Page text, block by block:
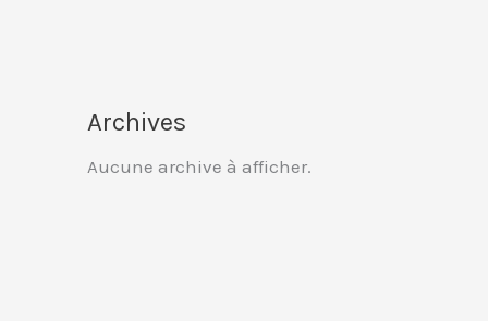
Archives
Aucune archive à afficher.